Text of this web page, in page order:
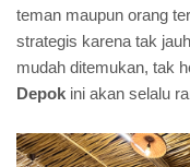
teman maupun orang
strategis karena tak
mudah ditemukan, tak
Depok ini akan selalu